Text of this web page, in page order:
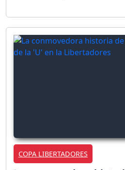
COPA LIBERTADORES